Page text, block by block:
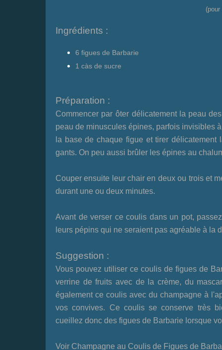
Ingrédients :
6 figues de Barbarie
1 càs de sucre
Préparation :
Commencer par ôter délicatement la peau
peau de minuscules épines, parfois invisibles à
la base de chaque figue et tirer
gants. On peu aussi brûler les épines au
Couper ensuite leur chair en deux ou trois et
durant une ou deux minutes.
Avant de verser ce coulis dans un pot,
leurs pépins qui ne seraient pas agréable à la
Suggestion :
Vous pouvez utiliser ce coulis de figues de
verrine de fruits avec de la crème, du
également ce coulis avec du champagne à
vos convives. Ce coulis se conserve très
cueillez donc des figues de Barbarie lorsque
Voir Champagne au Coulis de Figues de